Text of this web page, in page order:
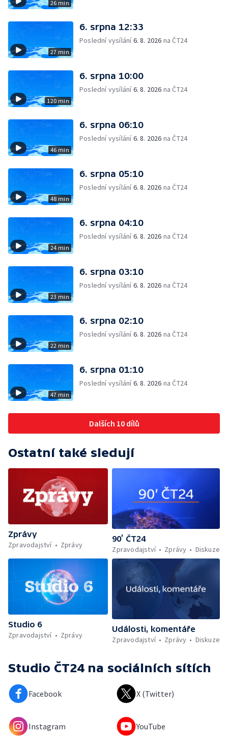
26 min
27 min
6. srpna 12:33
Poslední vysílání6. 8. 2026 na ČT24
120 min
6. srpna 10:00
Poslední vysílání6. 8. 2026 na ČT24
46 min
6. srpna 06:10
Poslední vysílání6. 8. 2026 na ČT24
48 min
6. srpna 05:10
Poslední vysílání6. 8. 2026 na ČT24
24 min
6. srpna 04:10
Poslední vysílání6. 8. 2026 na ČT24
23 min
6. srpna 03:10
Poslední vysílání6. 8. 2026 na ČT24
22 min
6. srpna 02:10
Poslední vysílání6. 8. 2026 na ČT24
47 min
6. srpna 01:10
Poslední vysílání6. 8. 2026 na ČT24
Dalších 10 dílů
Ostatní také sledují
Zprávy
Zpravodajství
Zprávy
90’ ČT24
Zpravodajství
Zprávy Diskuze
Studio 6
Zpravodajství
Zprávy
Události, komentáře
Zpravodajství
Zprávy Diskuze
Studio ČT24 na sociálních sítích
Facebook X (Twitter)
Instagram YouTube